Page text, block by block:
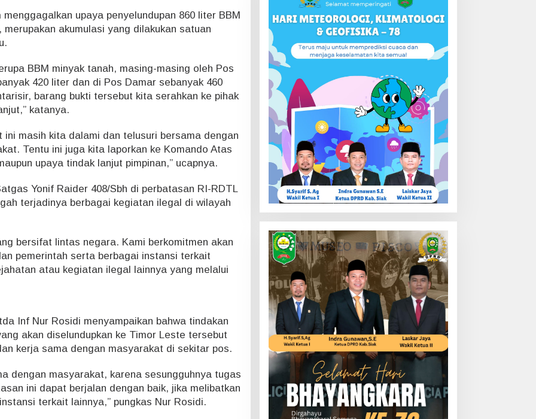
upaya penyelundupan 860 liter BBM
akumulasi yang dilakukan satuan
BBM minyak tanah, masing-masing oleh Pos
420 liter dan di Pos Damar sebanyak 460
barang bukti tersebut kita serahkan ke pihak
katanya.
ini masih kita dalami dan telusuri bersama dengan
Tentu ini juga kita laporkan ke Komando Atas
upaya tindak lanjut pimpinan,” ucapnya.
Yonif Raider 408/Sbh di perbatasan RI-RDTL
terjadinya berbagai kegiatan ilegal di wilayah
bersifat lintas negara. Kami berkomitmen akan
pemerintah serta berbagai instansi terkait
atau kegiatan ilegal lainnya yang melalui
Inf Nur Rosidi menyampaikan bahwa tindakan
akan diselundupkan ke Timor Leste tersebut
kerja sama dengan masyarakat di sekitar pos.
dengan masyarakat, karena sesungguhnya tugas
ini dapat berjalan dengan baik, jika melibatkan
terkait lainnya,” pungkas Nur Rosidi.